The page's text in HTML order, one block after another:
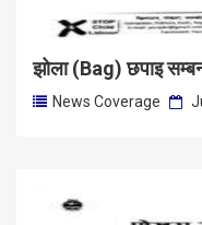
झोला (Bag) छपाइ
News Coverage